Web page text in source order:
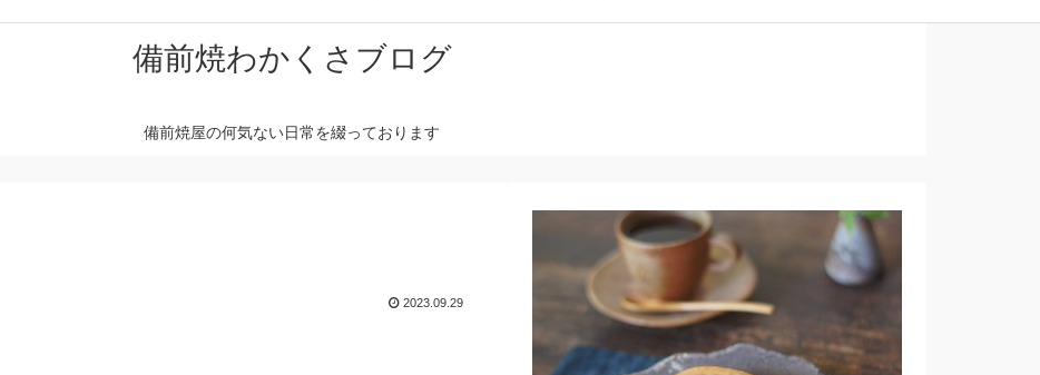
備前焼わかくさブログ
備前焼屋の何気ない日常を綴っております
2023.09.29